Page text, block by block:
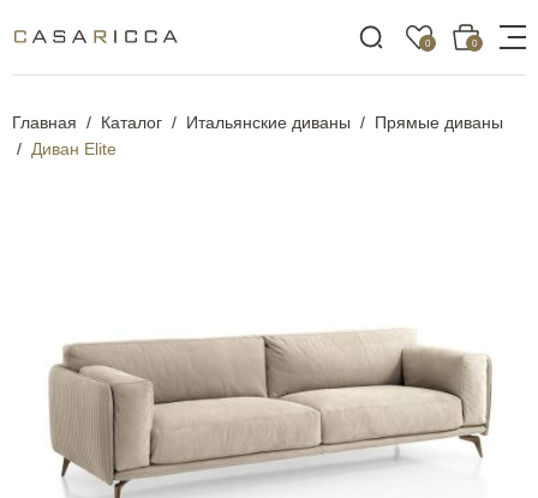
0 0
Главная Каталог Итальянские диваны
Прямые диваны
Диван Elite